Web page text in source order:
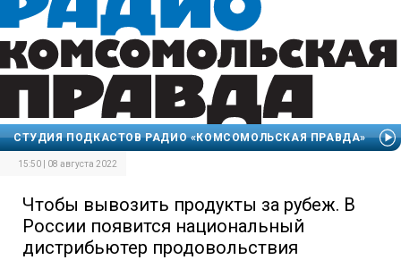
СТУДИЯ ПОДКАСТОВ РАДИО «КОМСОМОЛЬСКАЯ ПРАВДА»
15:50 | 08 августа 2022
Чтобы вывозить продукты за рубеж. В
России появится национальный
дистрибьютер продовольствия